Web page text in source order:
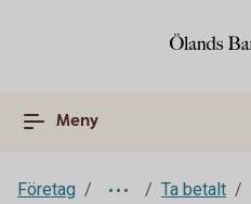
Meny
Företag Ta betalt